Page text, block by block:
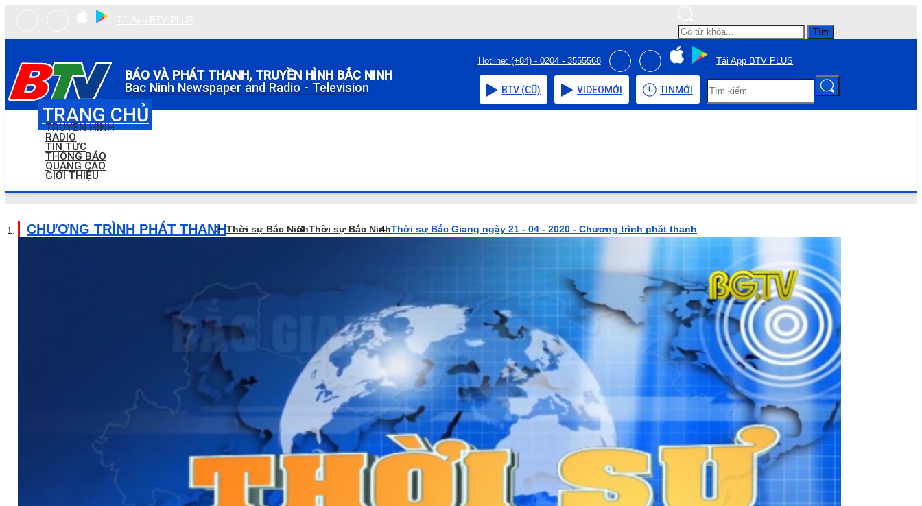
Tìm
BÁO VÀ PHÁT THANH, TRUYỀN HÌNH BẮC NINH
Bac Ninh Newspaper and Radio - Television
Hotline: (+84) - 0204 - 3555568 Tải App BTV PLUS
BTV (CŨ) VIDEOMỚI TIN MỚI
TRANG CHỦ
TRUYỀN HÌNH
RADIO
TIN TỨC
THÔNG BÁO
QUẢNG CÁO
GIỚI THIỆU
CHƯƠNG TRÌNH PHÁT THANHThời sự Bắc NinhThời sự Bắc NinhThời sự Bắc Giang ngày 21 - 04 - 2020 - Chương trình phát thanh